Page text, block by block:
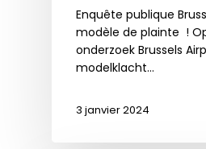
Enquête publique
modèle de plainte !
onderzoek Brussels
modelklacht…
3 janvier 2024